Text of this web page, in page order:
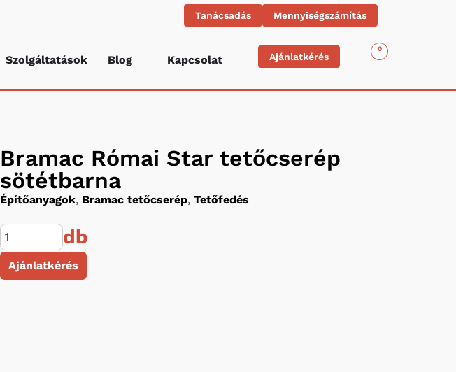
Tanácsadás Mennyiségszámítás
Szolgáltatások Blog Kapcsolat Ajánlatkérés
0
Bramac Római Star tetőcserép
sötétbarna
Építőanyagok, Bramac tetőcserép, Tetőfedés
db
Ajánlatkérés